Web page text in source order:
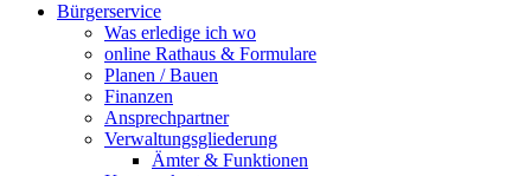
Bürgerservice
Was erledige ich wo
online Rathaus & Formulare
Planen / Bauen
Finanzen
Ansprechpartner
Verwaltungsgliederung
Ämter & Funktionen